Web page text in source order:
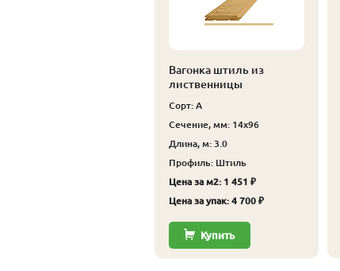
Вагонка штиль из
лиственницы
Сорт: А
Сечение, мм: 14x96
Длина, м: 3.0
Профиль: Штиль
Цена за м2: 1 451 ₽
Цена за упак: 4 700 ₽
Купить